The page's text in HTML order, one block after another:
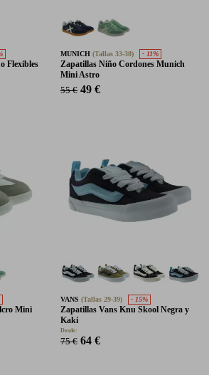
Flexibles
MUNICH (Tallas 33-38) - 11%
Zapatillas Niño Cordones Munich
Mini Astro
55 € 49 €
Mini
VANS (Tallas 29-39) - 15%
Zapatillas Vans Knu Skool Negra y
Kaki
Desde:
75 € 64 €